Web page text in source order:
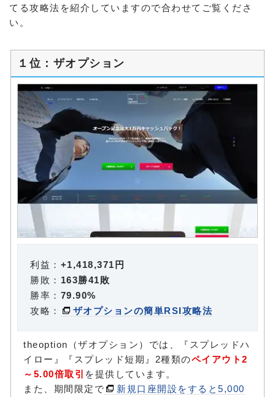
てる攻略法を紹介していますので合わせてご覧くださ
い。
１位：ザオプション
利益： +1,418,371円
勝敗： 163勝41敗
勝率： 79.90%
攻略：
ザオプションの簡単RSI攻略法
theoption（ザオプション）では、『スプレッドハ
イロー』『スプレッド短期』2種類のペイアウト2
～5.00倍取引 を提供しています。
また、期間限定で
新規口座開設をすると5,000